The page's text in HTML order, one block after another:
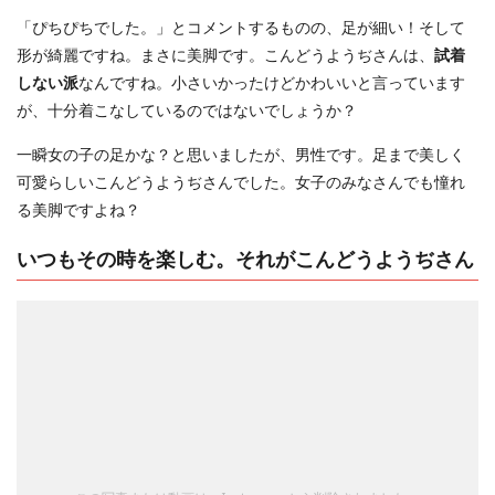
「ぴちぴちでした。」とコメントするものの、足が細い！そして
形が綺麗ですね。まさに美脚です。こんどうようぢさんは、 試着
しない派なんですね。小さいかったけどかわいいと言っています
が、十分着こなしているのではないでしょうか？
一瞬女の子の足かな？と思いましたが、男性です。足まで美しく
可愛らしいこんどうようぢさんでした。女子のみなさんでも憧れ
る美脚ですよね？
いつもその時を楽しむ。それがこんどうようぢさん